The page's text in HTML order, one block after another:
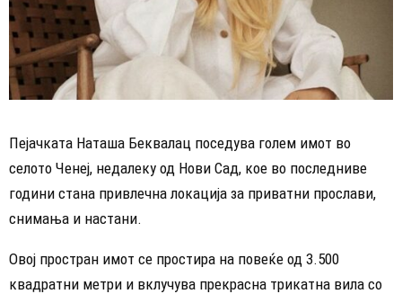
Пејачката Наташа Беквалац поседува голем имот во
селото Ченеј, недалеку од Нови Сад, кое во последниве
години стана привлечна локација за приватни прослави,
снимања и настани.
Овој простран имот се простира на повеќе од 3.500
квадратни метри и вклучува прекрасна трикатна вила со